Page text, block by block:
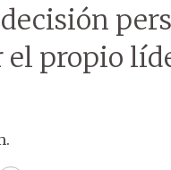
propio